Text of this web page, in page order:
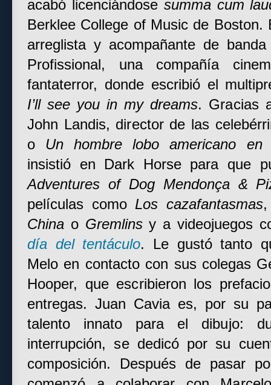
acabó licenciándose summa cum
Berklee College of Music de
arreglista y acompañante de
Profissional, una compañía
fantaterror, donde escribió el
I’ll see you in my dreams. Gracias
John Landis, director de las
o Un hombre lobo americano en
insistió en Dark Horse para que
Adventures of Dog Mendonça &
películas como Los cazafantasmas
China o Gremlinsy a videojuegos
día del tentáculo. Le gustó tanto
Melo en contacto con sus colegas
Hooper, que escribieron los
entregas. Juan Cavia es, por su
talento innato para el dibujo:
interrupción, se dedicó por su
composición. Después de pasar